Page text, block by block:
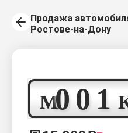
Продажа
Ростове-на-Дону
М
0
0